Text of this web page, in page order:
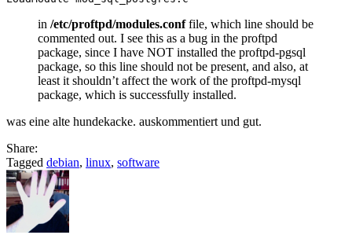
in /etc/proftpd/modules.conffile, which line should be
commented out. I see this as a bug in the proftpd
package, since I have NOT installed the proftpd-pgsql
package, so this line should not be present, and also, at
least it shouldn’t affect the work of the proftpd-mysql
package, which is successfully installed.
was eine alte hundekacke. auskommentiert und gut.
Share:
Tagged debian, linux, software